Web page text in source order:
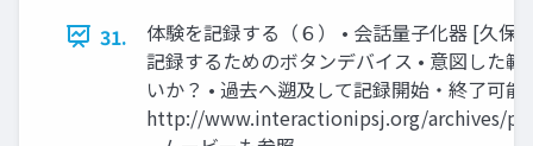
31.
体験を記録する（６） • 会話量子化器 [久保
記録するためのボタンデバイス • 意図した
いか？ • 過去へ遡及して記録開始・終了可能
http://www.interactionipsj.org/archives/